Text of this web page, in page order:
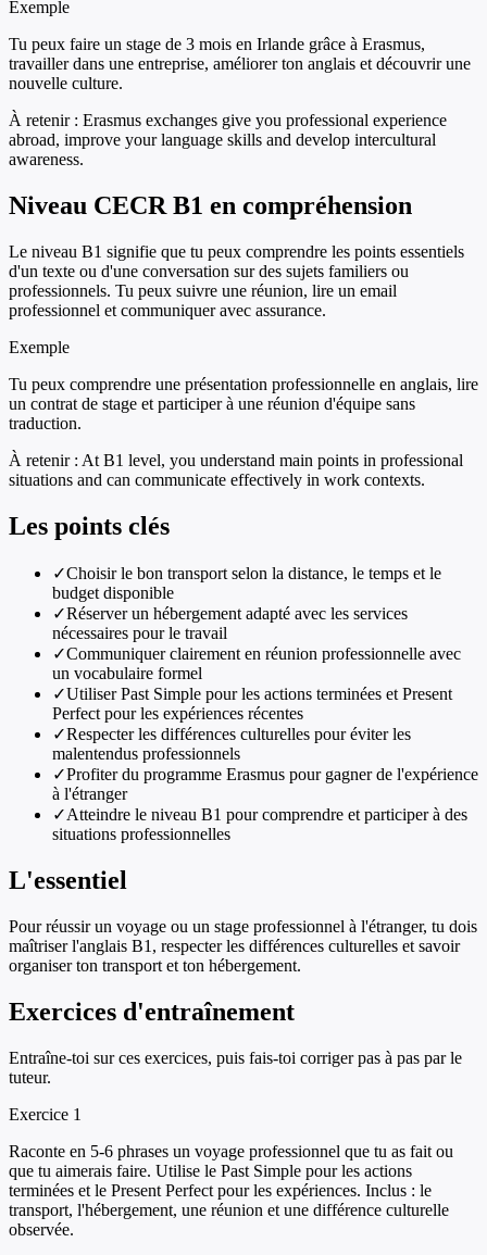
Exemple
Tu peux faire un stage de 3 mois en Irlande grâce à Erasmus,
travailler dans une entreprise, améliorer ton anglais et découvrir une
nouvelle culture.
À retenir : Erasmus exchanges give you professional experience
abroad, improve your language skills and develop intercultural
awareness.
Niveau CECR B1 en compréhension
Le niveau B1 signifie que tu peux comprendre les points essentiels
d'un texte ou d'une conversation sur des sujets familiers ou
professionnels. Tu peux suivre une réunion, lire un email
professionnel et communiquer avec assurance.
Exemple
Tu peux comprendre une présentation professionnelle en anglais, lire
un contrat de stage et participer à une réunion d'équipe sans
traduction.
À retenir : At B1 level, you understand main points in professional
situations and can communicate effectively in work contexts.
Les points clés
✓Choisir le bon transport selon la distance, le temps et le
budget disponible
✓Réserver un hébergement adapté avec les services
nécessaires pour le travail
✓Communiquer clairement en réunion professionnelle avec
un vocabulaire formel
✓Utiliser Past Simple pour les actions terminées et Present
Perfect pour les expériences récentes
✓Respecter les différences culturelles pour éviter les
malentendus professionnels
✓Profiter du programme Erasmus pour gagner de l'expérience
à l'étranger
✓Atteindre le niveau B1 pour comprendre et participer à des
situations professionnelles
L'essentiel
Pour réussir un voyage ou un stage professionnel à l'étranger, tu dois
maîtriser l'anglais B1, respecter les différences culturelles et savoir
organiser ton transport et ton hébergement.
Exercices d'entraînement
Entraîne-toi sur ces exercices, puis fais-toi corriger pas à pas par le
tuteur.
Exercice 1
Raconte en 5-6 phrases un voyage professionnel que tu as fait ou
que tu aimerais faire. Utilise le Past Simple pour les actions
terminées et le Present Perfect pour les expériences. Inclus : le
transport, l'hébergement, une réunion et une différence culturelle
observée.